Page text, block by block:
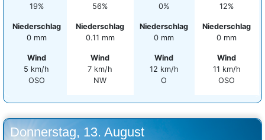
19%
Niederschlag
0 mm
Wind
5 km/h
OSO
56%
Niederschlag
0.11 mm
Wind
7 km/h
NW
0%
Niederschlag
0 mm
Wind
12 km/h
O
12%
Niederschlag
0 mm
Wind
11 km/h
OSO
Donnerstag, 13. August